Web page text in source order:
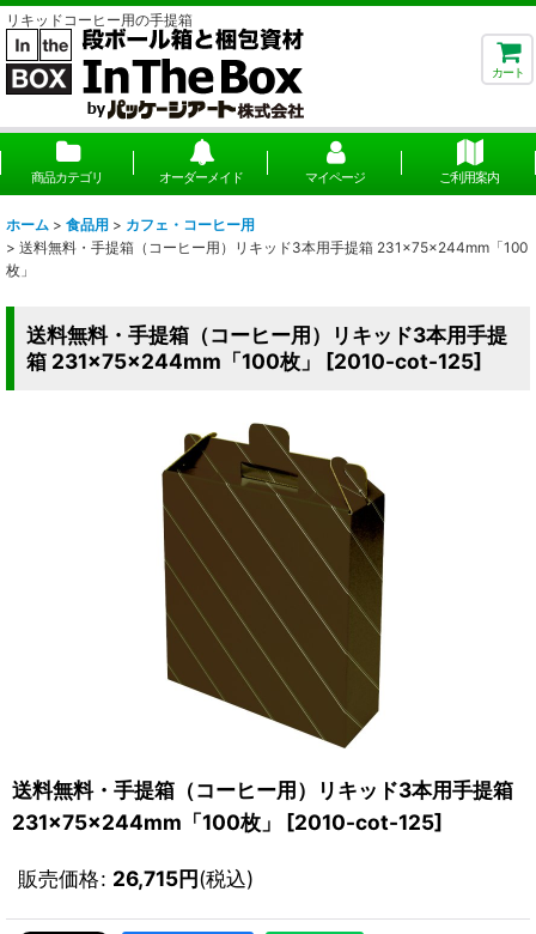
リキッドコーヒー用の手提箱
カート
商品カテゴリ オーダーメイド マイページ ご利用案内
ホーム > 食品用 > カフェ・コーヒー用
> 送料無料・手提箱（コーヒー用）リキッド3本用手提箱 231×75×244mm「100
枚」
送料無料・手提箱（コーヒー用）リキッド3本用手提
箱 231×75×244mm「100枚」
[2010-cot-125]
送料無料・手提箱（コーヒー用）リキッド3本用手提箱
231×75×244mm「100枚」
[2010-cot-125]
販売価格: 26,715円(税込)